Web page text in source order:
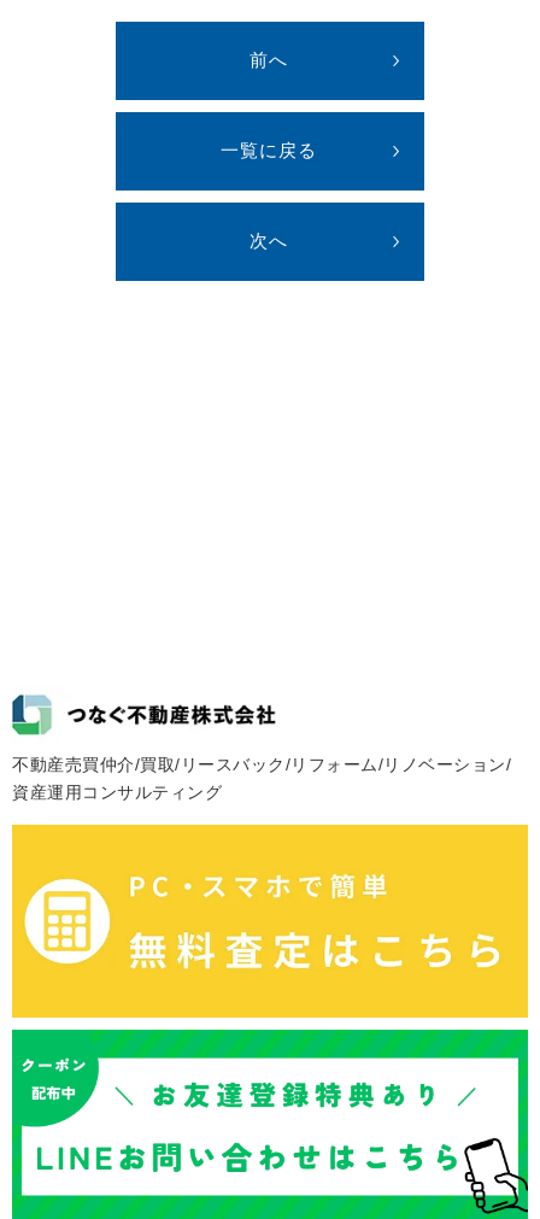
前へ
一覧に戻る
次へ
不動産売買仲介/買取/リースバック/リフォーム/リノベーション/
資産運用コンサルティング